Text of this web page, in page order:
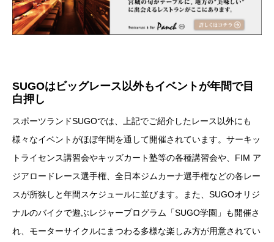
SUGOはビッグレース以外もイベントが年間で目
白押し
スポーツランドSUGOでは、上記でご紹介したレース以外にも
様々なイベントがほぼ年間を通して開催されています。サーキッ
トライセンス講習会やキッズカート塾等の各種講習会や、FIM ア
ジアロードレース選手権、全日本ジムカーナ選手権などの各レー
スが所狭しと年間スケジュールに並びます。また、SUGOオリジ
ナルのバイクで遊ぶレジャープログラム「SUGO学園」も開催さ
れ、モーターサイクルにまつわる多様な楽しみ方が用意されてい